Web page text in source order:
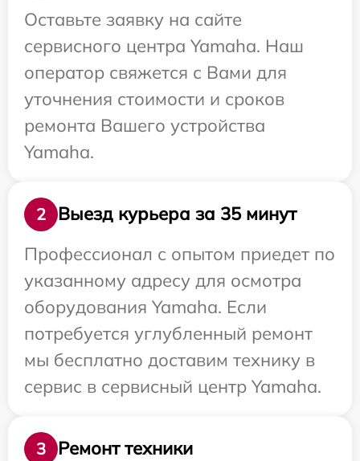
Оставьте заявку на сайте
сервисного центра Yamaha. Наш
оператор свяжется с Вами для
уточнения стоимости и сроков
ремонта Вашего устройства
Yamaha.
2
Выезд курьера за 35 минут
Профессионал с опытом приедет по
указанному адресу для осмотра
оборудования Yamaha. Если
потребуется углубленный ремонт
мы бесплатно доставим технику в
сервис в сервисный центр Yamaha.
3
Ремонт техники